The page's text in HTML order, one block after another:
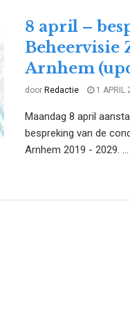
8 april –
Beheervisie
Arnhem
door Redactie 1 APRIL
Maandag 8 april
bespreking van de
Arnhem 2019 - 2029. ...